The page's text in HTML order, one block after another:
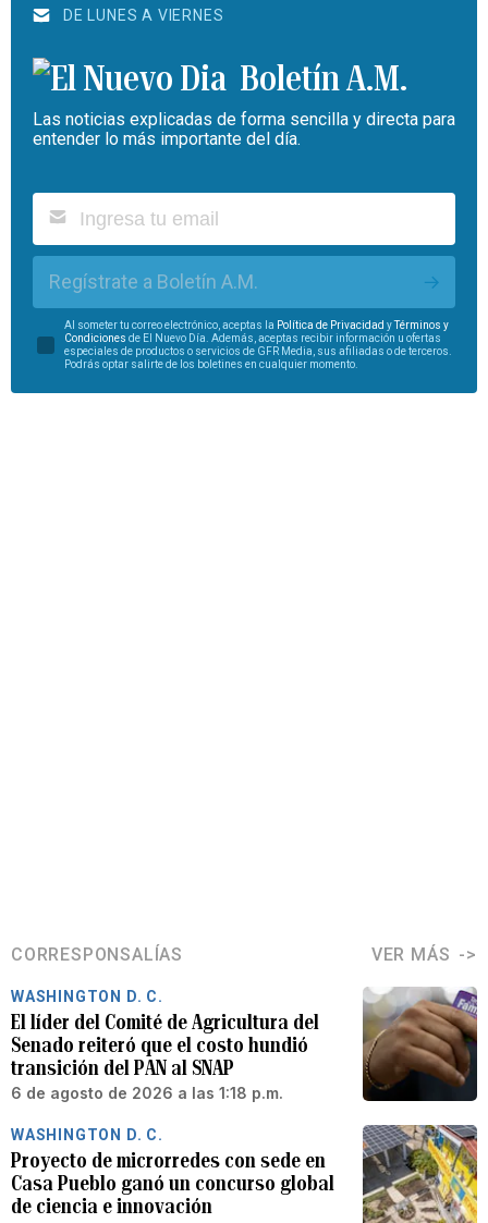
DE LUNES A VIERNES
Boletín A.M.
Las noticias explicadas de forma sencilla y directa para
entender lo más importante del día.
Regístrate a Boletín A.M.
Al someter tu correo electrónico, aceptas la Política de Privacidad y
Términos y
Condiciones de El Nuevo Día. Además, aceptas recibir información u ofertas
especiales de productos o servicios de GFR Media, sus afiliadas o de terceros.
Podrás optar salirte de los boletines en cualquier momento.
CORRESPONSALÍAS VER MÁS
WASHINGTON D. C.
El líder del Comité de Agricultura del
Senado reiteró que el costo hundió
transición del PAN al SNAP
6 de agosto de 2026 a las 1:18 p.m.
WASHINGTON D. C.
Proyecto de microrredes con sede en
Casa Pueblo ganó un concurso global
de ciencia e innovación